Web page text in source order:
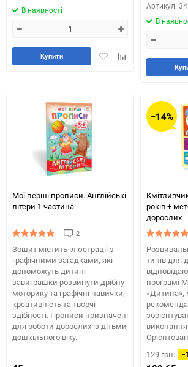
В наявності
ДодатиДодайте
Купити
Артикул:
В
Мої перші прописи. Англійські
літери 1 частина
2
Зошит містить ілюстрації з
графічними загадками, які
допоможуть дитині
завиграшки розвинути дрібну
моторику та графічні навички,
креативність та творчі
здібності. Прописи призначені
для роботи дорослих із дітьми
дошкільного віку.
−14%
років +
дорослих
типів для
програмі
«Дитина»,
129 грн.